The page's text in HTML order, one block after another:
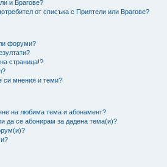
и Врагове?
от списъка с Приятели или Врагове?
форуми?
страница!?
си мнения и теми?
на любима тема и абонамент?
да се абонирам за дадена тема(и)?